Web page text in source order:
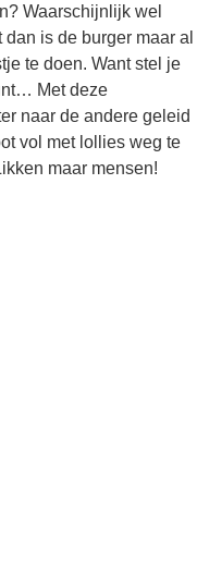
Waarschijnlijk wel
is de burger maar al
te doen. Want stel je
Met deze
naar de andere geleid
vol met lollies weg te
maar mensen!